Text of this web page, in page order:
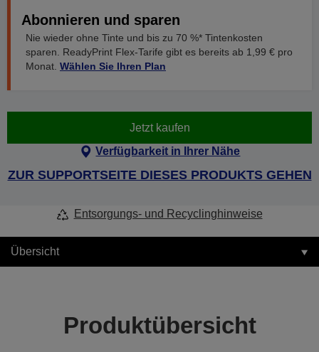
Abonnieren und sparen
Nie wieder ohne Tinte und bis zu 70 %* Tintenkosten
sparen. ReadyPrint Flex-Tarife gibt es bereits ab 1,99 € pro
Monat. Wählen Sie Ihren Plan
Jetzt kaufen
Verfügbarkeit in Ihrer Nähe
ZUR SUPPORTSEITE DIESES PRODUKTS GEHEN
Entsorgungs- und Recyclinghinweise
Übersicht
Produktübersicht